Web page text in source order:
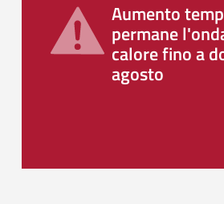
Aumento
permane
calore fino a
agosto